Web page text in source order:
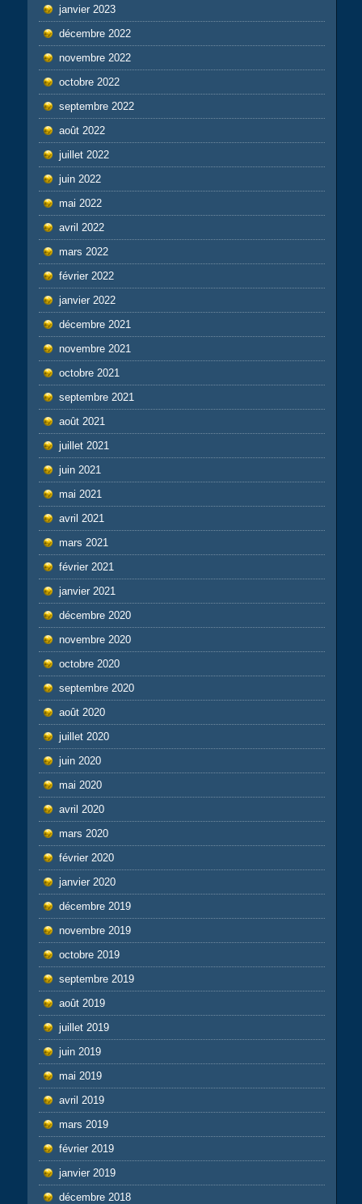
janvier 2023
décembre 2022
novembre 2022
octobre 2022
septembre 2022
août 2022
juillet 2022
juin 2022
mai 2022
avril 2022
mars 2022
février 2022
janvier 2022
décembre 2021
novembre 2021
octobre 2021
septembre 2021
août 2021
juillet 2021
juin 2021
mai 2021
avril 2021
mars 2021
février 2021
janvier 2021
décembre 2020
novembre 2020
octobre 2020
septembre 2020
août 2020
juillet 2020
juin 2020
mai 2020
avril 2020
mars 2020
février 2020
janvier 2020
décembre 2019
novembre 2019
octobre 2019
septembre 2019
août 2019
juillet 2019
juin 2019
mai 2019
avril 2019
mars 2019
février 2019
janvier 2019
décembre 2018